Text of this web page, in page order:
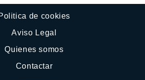
de cookies
Aviso Legal
Quienes somos
Contactar